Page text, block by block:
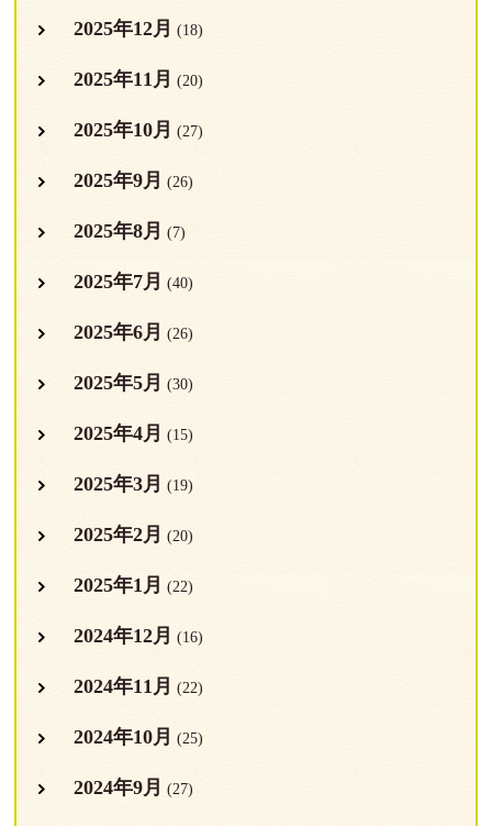
2025年12月 (18)
2025年11月 (20)
2025年10月 (27)
2025年9月 (26)
2025年8月 (7)
2025年7月 (40)
2025年6月 (26)
2025年5月 (30)
2025年4月 (15)
2025年3月 (19)
2025年2月 (20)
2025年1月 (22)
2024年12月 (16)
2024年11月 (22)
2024年10月 (25)
2024年9月 (27)